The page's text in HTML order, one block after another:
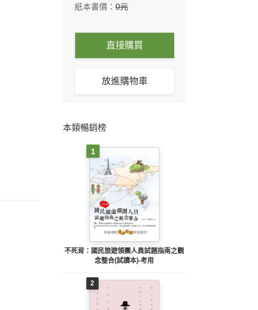
紙本書價：0元
直接購買
放進購物車
本類暢銷榜
1
不死背：國民旅遊領團人員試題指南之觀
念整合(試讀本)-考用
2